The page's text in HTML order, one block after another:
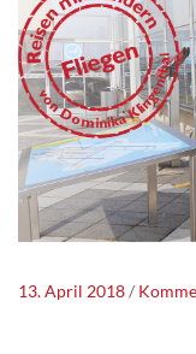
13. April 2018